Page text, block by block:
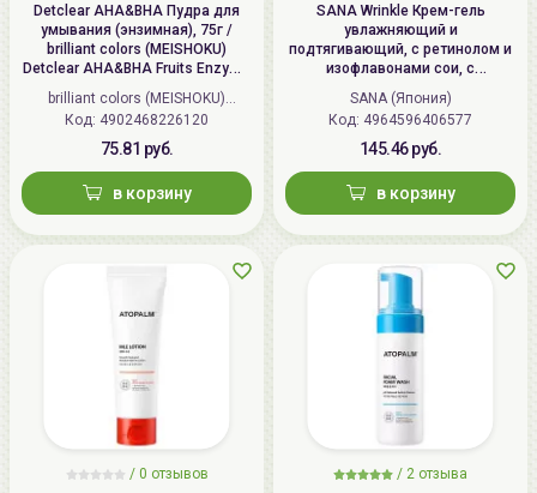
Detclear AHA&BHA Пудра для
умывания (энзимная), 75г /
brilliant colors (MEISHOKU)
Detclear AHA&BHA Fruits Enzyme
Powder Wash
brilliant colors (MEISHOKU)
(Япония)
Код: 4902468226120
75.81 руб.
в корзину
SANA Wrinkle Крем-гель
увлажняющий и
подтягивающий, с ретинолом и
изофлавонами сои, с
осветляющим эффектом | 100г |
Wrinkle Gel Cream (Whitening)
SANA (Япония)
Код: 4964596406577
145.46 руб.
в корзину
/ 0 отзывов
/ 2 отзыва